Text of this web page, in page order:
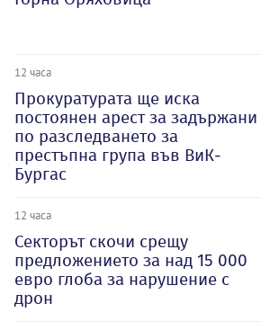
12 часа
Прокуратурата ще иска
постоянен арест за задържани
по разследването за
престъпна група във ВиК-
Бургас
12 часа
Секторът скочи срещу
предложението за над 15 000
евро глоба за нарушение с
дрон